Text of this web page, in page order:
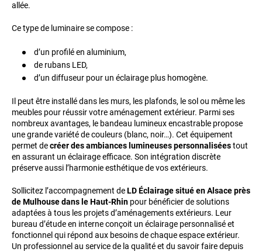
allée.
Ce type de luminaire se compose :
d’un profilé en aluminium,
de rubans LED,
d’un diffuseur pour un éclairage plus homogène.
Il peut être installé dans les murs, les plafonds, le sol ou même les
meubles pour réussir votre aménagement extérieur. Parmi ses
nombreux avantages, le bandeau lumineux encastrable propose
une grande variété de couleurs (blanc, noir…). Cet équipement
permet decréer des ambiances lumineuses personnaliséestout
en assurant un éclairage efficace. Son intégration discrète
préserve aussi l’harmonie esthétique de vos extérieurs.
Sollicitez l’accompagnement deLD Éclairage situé en Alsace près
de Mulhouse dans le Haut-Rhin pour bénéficier de solutions
adaptées à tous les projets d’aménagements extérieurs. Leur
bureau d’étude en interne conçoit un éclairage personnalisé et
fonctionnel qui répond aux besoins de chaque espace extérieur.
Un professionnel au service de la qualité et du savoir faire depuis